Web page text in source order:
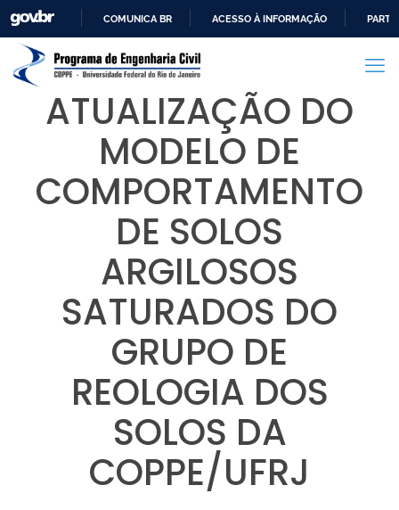
PARA
CONTEÚDO
COMUNICA BR ACESSO À INFORMAÇÃO
ATUALIZAÇÃO DO
MODELO DE
COMPORTAMENTO
DE SOLOS
ARGILOSOS
SATURADOS DO
GRUPO DE
REOLOGIA DOS
SOLOS DA
COPPE/UFRJ